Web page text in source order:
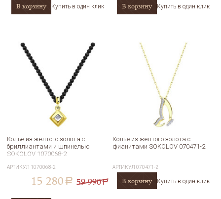
В корзину Купить в один клик В корзину Купить в один клик
Колье из желтого золота с
бриллиантами и шпинелью
SOKOLOV 1070068-2
АРТИКУЛ 1070068-2
15 280 a 59 990a
Колье из желтого золота с
фианитами SOKOLOV 070471-2
АРТИКУЛ070471-2
В корзину Купить в один клик